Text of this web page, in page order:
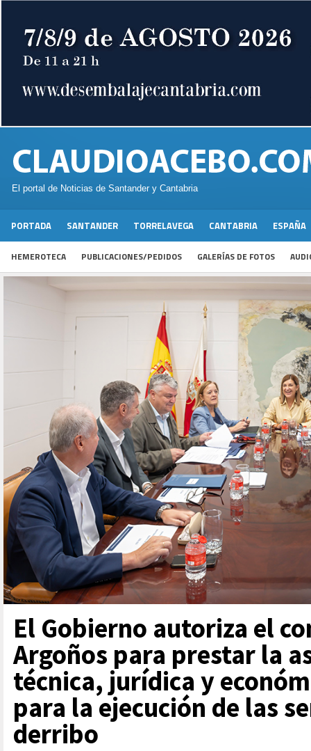
El portal de Noticias de Santander y Cantabria
PORTADA SANTANDER TORRELAVEGA CANTABRIA ESPAÑA
HEMEROTECA PUBLICACIONES/PEDIDOS GALERÍAS DE FOTOS
El Gobierno autoriza el
Argoños para prestar la
técnica, jurídica y
para la ejecución de las
derribo